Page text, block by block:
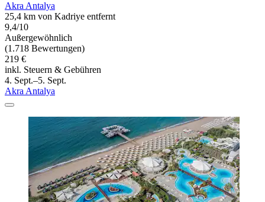
Akra Antalya
25,4 km von Kadriye entfernt
9,4/10
Außergewöhnlich
(1.718 Bewertungen)
219 €
inkl. Steuern & Gebühren
4. Sept.–5. Sept.
Akra Antalya